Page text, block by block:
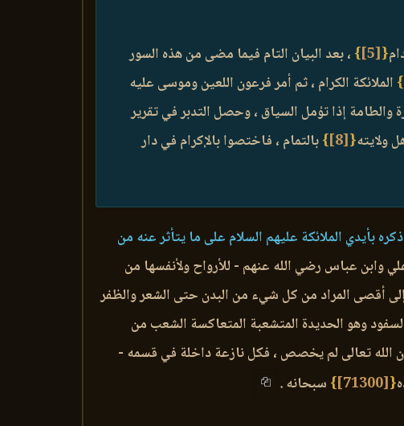
{
[5]
} ، بعد البيان التام فيما مضى من هذه السور
} الملائكة الكرام ، ثم أمر فرعون اللعين وموسى عليه
والطامة إذا تؤمل السياق ، وحصل التدبر في تقرير
ولايته{
[8]
}بالتمام ، فاختصوا بالإكرام في دار
بأيدي الملائكة عليهم السلام على ما يتأثر عنه من
وابن عباس رضي الله عنهم - للأرواح ولأنفسها من
إلى أقصى المراد من كل شيء من البدن حتى الشعر والظفر
وهو الحديدة المتشعبة المتعاكسة الشعب من
الله تعالى لم يخصص ، فكل نازعة داخلة في قسمه -
{
[71300]
} سبحانه .